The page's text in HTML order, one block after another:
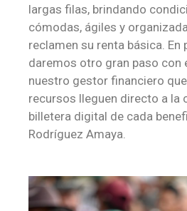
largas filas, brindando
cómodas, ágiles y
reclamen su renta básica. En
daremos otro gran paso con
nuestro gestor financiero
recursos lleguen directo a la
billetera digital de cada
Rodríguez Amaya.